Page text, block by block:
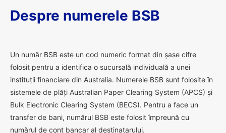
Despre numerele BSB
Un număr BSB este un cod numeric format din șase cifre
folosit pentru a identifica o sucursală individuală a unei
instituții financiare din Australia. Numerele BSB sunt folosite în
sistemele de plăți Australian Paper Clearing System (APCS) și
Bulk Electronic Clearing System (BECS). Pentru a face un
transfer de bani, numărul BSB este folosit împreună cu
numărul de cont bancar al destinatarului.